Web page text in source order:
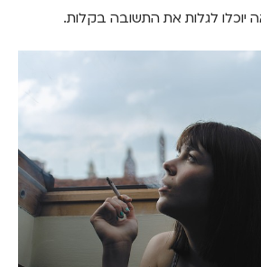
יוכלו לגלות את התשובה בקלות.